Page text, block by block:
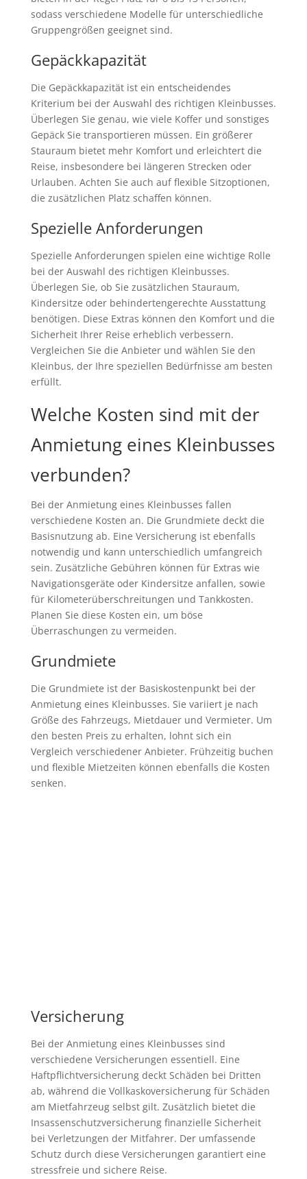
sodass verschiedene Modelle für unterschiedliche
Gruppengrößen geeignet sind.
Gepäckkapazität
Die Gepäckkapazität ist ein entscheidendes
Kriterium bei der Auswahl des richtigen Kleinbusses.
Überlegen Sie genau, wie viele Koffer und sonstiges
Gepäck Sie transportieren müssen. Ein größerer
Stauraum bietet mehr Komfort und erleichtert die
Reise, insbesondere bei längeren Strecken oder
Urlauben. Achten Sie auch auf flexible Sitzoptionen,
die zusätzlichen Platz schaffen können.
Spezielle Anforderungen
Spezielle Anforderungen spielen eine wichtige Rolle
bei der Auswahl des richtigen Kleinbusses.
Überlegen Sie, ob Sie zusätzlichen Stauraum,
Kindersitze oder behindertengerechte Ausstattung
benötigen. Diese Extras können den Komfort und die
Sicherheit Ihrer Reise erheblich verbessern.
Vergleichen Sie die Anbieter und wählen Sie den
Kleinbus, der Ihre speziellen Bedürfnisse am besten
erfüllt.
Welche Kosten sind mit der
Anmietung eines Kleinbusses
verbunden?
Bei der Anmietung eines Kleinbusses fallen
verschiedene Kosten an. Die Grundmiete deckt die
Basisnutzung ab. Eine Versicherung ist ebenfalls
notwendig und kann unterschiedlich umfangreich
sein. Zusätzliche Gebühren können für Extras wie
Navigationsgeräte oder Kindersitze anfallen, sowie
für Kilometerüberschreitungen und Tankkosten.
Planen Sie diese Kosten ein, um böse
Überraschungen zu vermeiden.
Grundmiete
Die Grundmiete ist der Basiskostenpunkt bei der
Anmietung eines Kleinbusses. Sie variiert je nach
Größe des Fahrzeugs, Mietdauer und Vermieter. Um
den besten Preis zu erhalten, lohnt sich ein
Vergleich verschiedener Anbieter. Frühzeitig buchen
und flexible Mietzeiten können ebenfalls die Kosten
senken.
Versicherung
Bei der Anmietung eines Kleinbusses sind
verschiedene Versicherungen essentiell. Eine
Haftpflichtversicherung deckt Schäden bei Dritten
ab, während die Vollkaskoversicherung für Schäden
am Mietfahrzeug selbst gilt. Zusätzlich bietet die
Insassenschutzversicherung finanzielle Sicherheit
bei Verletzungen der Mitfahrer. Der umfassende
Schutz durch diese Versicherungen garantiert eine
stressfreie und sichere Reise.